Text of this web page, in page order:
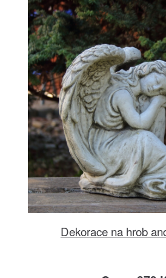
Dekorace na hrob